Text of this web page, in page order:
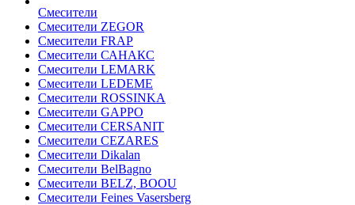
Смесители
Смесители ZEGOR
Смесители FRAP
Смесители САНАКС
Смесители LEMARK
Смесители LEDEME
Смесители ROSSINKA
Смесители GAPPO
Смесители CERSANIT
Смесители CEZARES
Смесители Dikalan
Смесители BelBagno
Смесители BELZ, BOOU
Смесители Feines Vasersberg